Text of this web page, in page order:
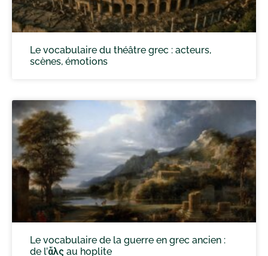
Le vocabulaire du théâtre grec : acteurs,
scènes, émotions
Le vocabulaire de la guerre en grec ancien :
de l’ἅλς au hoplite